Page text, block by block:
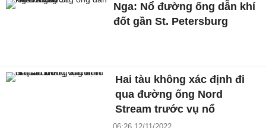
Nga: Nổ đường ống dẫn khí
đốt gần St. Petersburg
Hai tàu không xác định đi
qua đường ống Nord
Stream trước vụ nổ